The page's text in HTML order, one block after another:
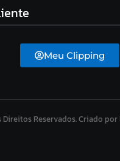
Meu Clipping
Reservados. Criado por